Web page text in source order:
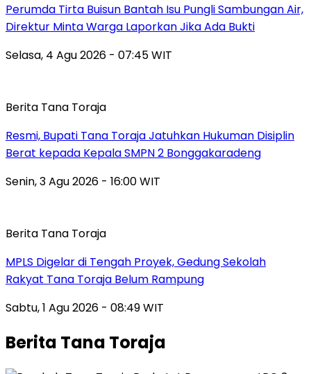
Perumda Tirta Buisun Bantah Isu Pungli Sambungan Air,
Direktur Minta Warga Laporkan Jika Ada Bukti
Selasa, 4 Agu 2026 - 07:45 WIT
Berita Tana Toraja
Resmi, Bupati Tana Toraja Jatuhkan Hukuman Disiplin
Berat kepada Kepala SMPN 2 Bonggakaradeng
Senin, 3 Agu 2026 - 16:00 WIT
Berita Tana Toraja
MPLS Digelar di Tengah Proyek, Gedung Sekolah
Rakyat Tana Toraja Belum Rampung
Sabtu, 1 Agu 2026 - 08:49 WIT
Berita Tana Toraja